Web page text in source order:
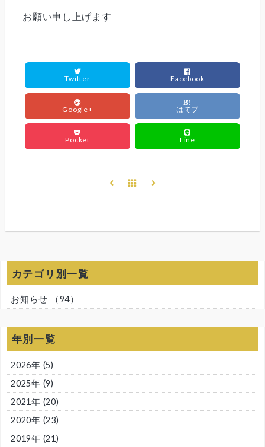
お願い申し上げます
Twitter Facebook
Google+
B!
はてブ
Pocket Line
カテゴリ別一覧
お知らせ （94）
年別一覧
2026年 (5)
2025年 (9)
2021年 (20)
2020年 (23)
2019年 (21)